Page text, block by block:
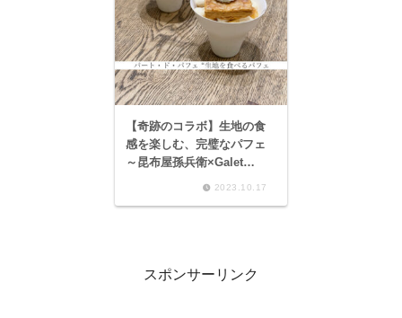
【奇跡のコラボ】生地の食
感を楽しむ、完璧なパフェ
～昆布屋孫兵衛×Galet
2023.10.17
スポンサーリンク